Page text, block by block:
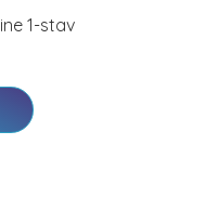
1-stav